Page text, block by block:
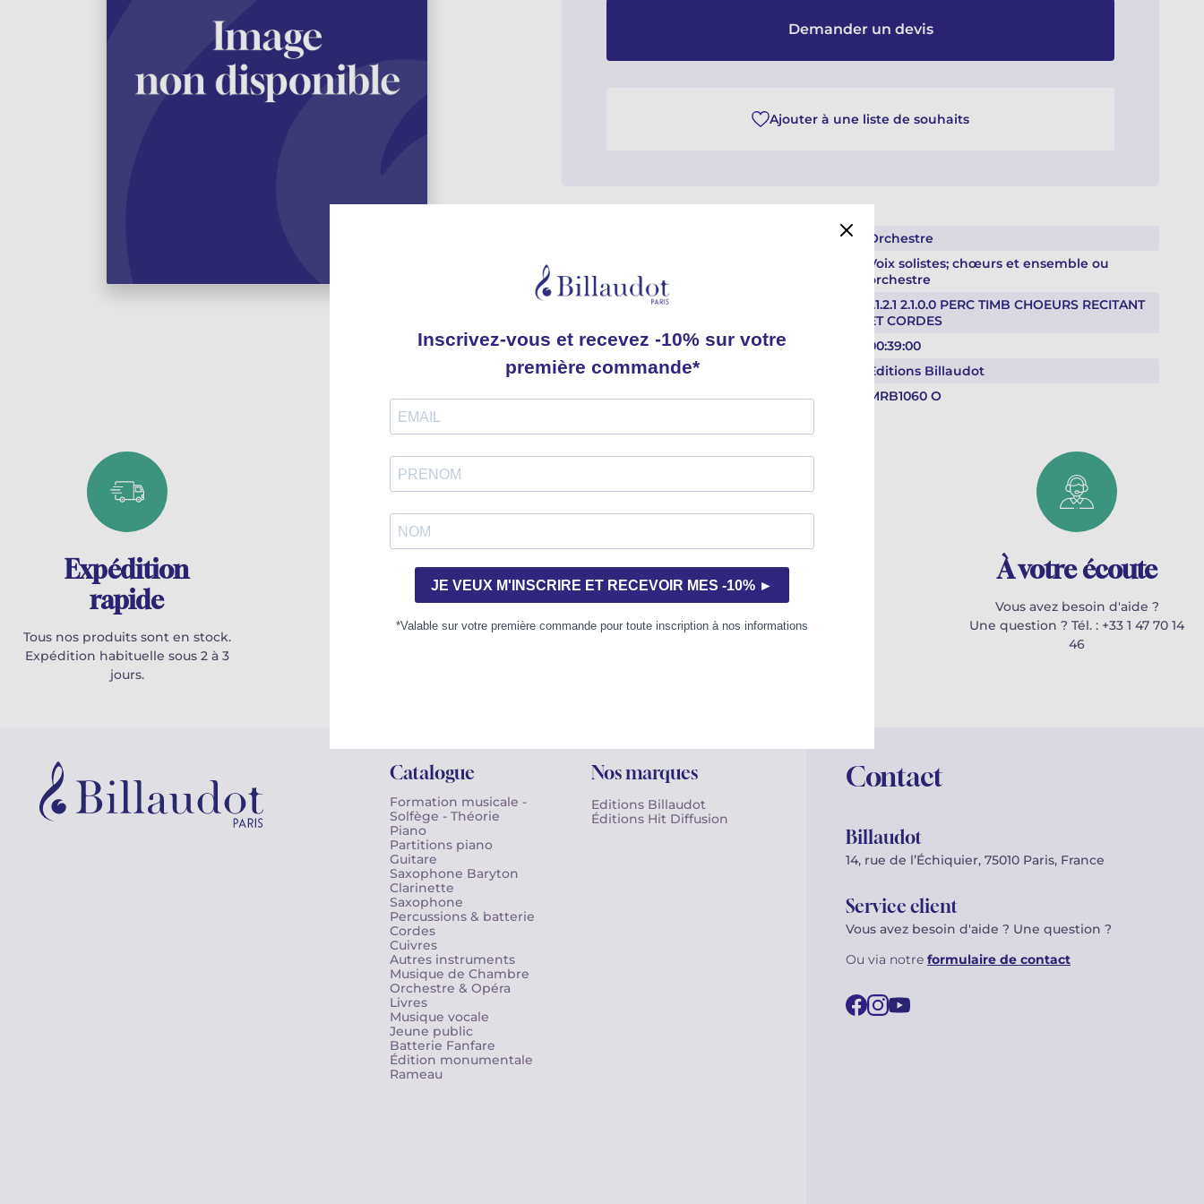
Orchestre
Voix solistes; chœurs et ensemble ou
orchestre
Nomenclature instrument
1.1.2.1 2.1.0.0 PERC TIMB CHOEURS RECITANT
ET CORDES
Durée totale
00:39:00
Éditeur
Éditions Billaudot
Cotage
MRB1060 O
Demander un devis
Ajouter à une liste de souhaits
Expédition
rapide
Tous nos produits sont en stock.
Expédition habituelle sous 2 à 3
jours.
100% Français
Conçu et fabriqué en France
Éditeur à
Paris
Au cœur de la musique depuis
À votre écoute
Vous avez besoin d'aide ?
Une question ? Tél. : +33 1 47 70 14
46
Catalogue
Formation musicale -
Solfège - Théorie
Piano
Partitions piano
Guitare
Saxophone Baryton
Clarinette
Saxophone
Percussions & batterie
Cordes
Cuivres
Autres instruments
Musique de Chambre
Orchestre & Opéra
Livres
Musique vocale
Jeune public
Batterie Fanfare
Édition monumentale
Rameau
Nos marques
Editions Billaudot
Éditions Hit Diffusion
Contact
Billaudot
14, rue de l’Échiquier, 75010 Paris, France
Service client
Vous avez besoin d'aide ? Une question ?
Ou via notre formulaire de contact